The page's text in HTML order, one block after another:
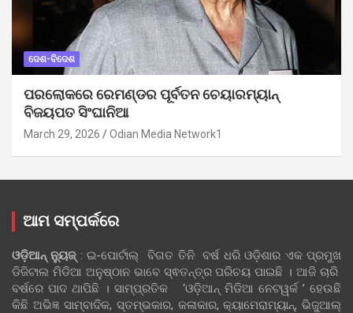
ଦେଶ-ବିଦେଶ
ପରଲୋକରେ ରେମଣ୍ଡର ପୂର୍ବତନ ଚେୟାରମ୍ୟାନ୍
ବିଜୟପତ ସିଂଘାନିଆ
March 29, 2026 Odian Media Network1
ଆମ ସମ୍ପର୍କରେ
ଓଡ଼ିଆନ୍‍ ନ୍ୟୁଜ୍‍: ଇ-ପୋର୍ଟାଲ୍ ବିଗତ ତିନି ବର୍ଷ ଧରି ଓଡ଼ିଶାର ଏକ ପ୍ରମୁଖ
ଡିଜିଟାଲ ମିଡିଆ ଅନୁଷ୍ଠାନ ଭାବେ ସ୍ଵତନ୍ତ୍ର ପରିଚୟ ପାଇଛି । ଆଜି ଚାରି
ବର୍ଷରେ ପାଦ ଥାପିଛି । ସାମ୍ପ୍ରତିକ ‘ଓଡ଼ିଆନ୍‍ ମିଡିଆ ନେଟୱର୍କ ’ ହେଉଛି
କିଛି ଅଭିଜ୍ଞ ସାମ୍ବାଦିକ, ସ୍ତମ୍ଭକାର, କଳାକାର, କ୍ୟାମେରାମ୍ୟାନ୍, ଭିଜୁଆଲ୍